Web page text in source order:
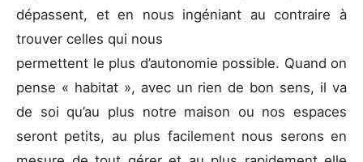
dépassent, et en nous ingéniant au contraire à
trouver celles qui nous
permettent le plus d’autonomie possible. Quand on
pense « habitat », avec un rien de bon sens, il va
de soi qu’au plus notre maison ou nos espaces
seront petits, au plus facilement nous serons en